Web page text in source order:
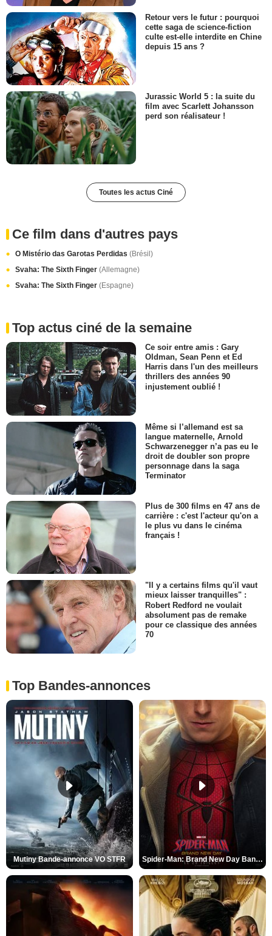
Retour vers le futur : pourquoi
cette saga de science-fiction
culte est-elle interdite en Chine
depuis 15 ans ?
Jurassic World 5 : la suite du
film avec Scarlett Johansson
perd son réalisateur !
Toutes les actus Ciné
Ce film dans d'autres pays
O Mistério das Garotas Perdidas (Brésil)
Svaha: The Sixth Finger (Allemagne)
Svaha: The Sixth Finger (Espagne)
Top actus ciné de la semaine
Ce soir entre amis : Gary
Oldman, Sean Penn et Ed
Harris dans l'un des meilleurs
thrillers des années 90
injustement oublié !
Même si l’allemand est sa
langue maternelle, Arnold
Schwarzenegger n’a pas eu le
droit de doubler son propre
personnage dans la saga
Terminator
Plus de 300 films en 47 ans de
carrière : c'est l'acteur qu'on a
le plus vu dans le cinéma
français !
"Il y a certains films qu'il vaut
mieux laisser tranquilles" :
Robert Redford ne voulait
absolument pas de remake
pour ce classique des années
70
Top Bandes-annonces
Mutiny Bande-annonce VO STFR Spider-Man: Brand New Day Bande-annonce VO STFR